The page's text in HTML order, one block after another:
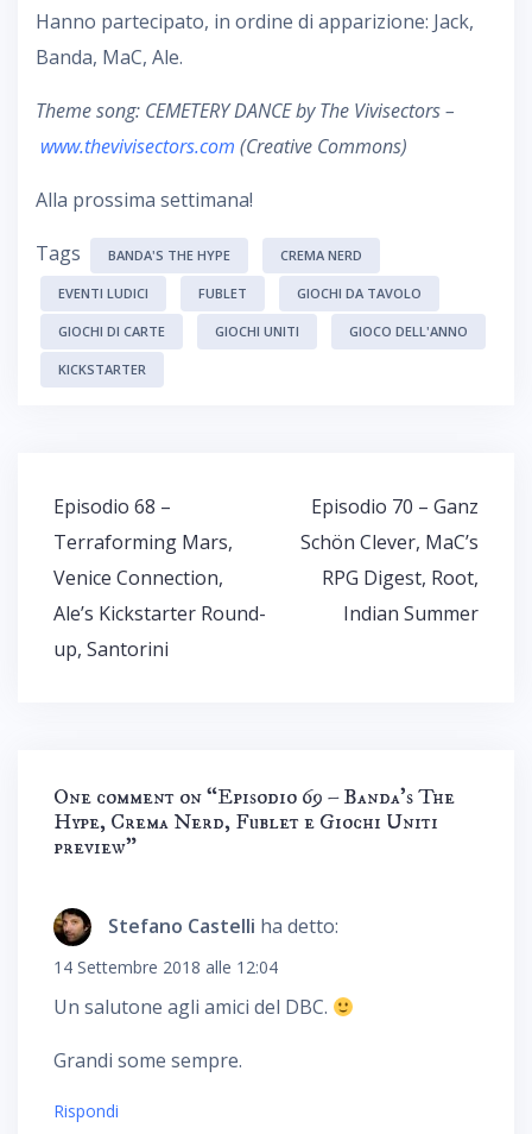
Hanno partecipato, in ordine di apparizione: Jack,
Banda, MaC, Ale.
Theme song: CEMETERY DANCE by The Vivisectors –
www.thevivisectors.com (Creative Commons)
Alla prossima settimana!
Tags BANDA'S THE HYPE CREMA NERD
EVENTI LUDICI FUBLET GIOCHI DA TAVOLO
GIOCHI DI CARTE GIOCHI UNITI GIOCO DELL'ANNO
KICKSTARTER
Navigazione
articoli
Episodio 68 –
Terraforming Mars,
Venice Connection,
Ale’s Kickstarter Round-
up, Santorini
Episodio 70 – Ganz
Schön Clever, MaC’s
RPG Digest, Root,
Indian Summer
One comment on “Episodio 69 – Banda’s The
Hype, Crema Nerd, Fublet e Giochi Uniti
preview”
Stefano Castelli ha detto:
14 Settembre 2018 alle 12:04
Un salutone agli amici del DBC.
Grandi some sempre.
Rispondi